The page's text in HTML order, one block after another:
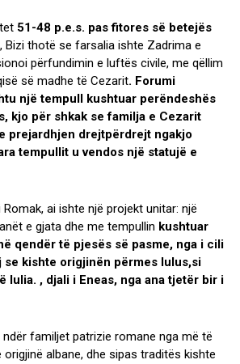
51-48 p.e.s. pas fitores së betejës
Bizi thotë se farsalia ishte Zadrima e
përfundimin e luftës civile, me qëllim
së madhe të Cezarit. Forumi
një tempull kushtuar perëndeshës
kjo për shkak se familja e Cezarit
prejardhjen drejtpërdrejt ngakjo
tempullit u vendos një statujë e
ai ishte një projekt unitar: një
e gjata dhe me tempullin kushtuar
qendër të pjesës së pasme, nga i cili
kishte origjinën përmes Iulus,si
Iulia. , djali i Eneas, nga ana tjetër bir i
familjet patrizie romane nga më të
albane, dhe sipas traditës kishte